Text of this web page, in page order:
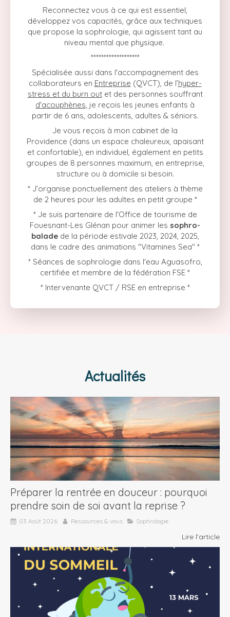
Reconnectez vous à ce qui est essentiel,
développez vos capacités, grâce aux techniques
que propose la sophrologie, qui agissent tant au
niveau mental que physique.
*******************
Spécialisée aussi dans l'accompagnement des
collaborateurs en Entreprise (QVCT), de l’hyper-
stress et du burn outet des personnes souffrant
d'acouphènes, je reçois les jeunes enfants à
partir de 6 ans, adolescents, adultes & séniors.
Je vous reçois à mon cabinet de la
Providence (dans un espace chaleureux, apaisant
et confortable), en individuel, également en petits
groupes de 8 personnes maximum, en entreprise,
structure ou à domicile si besoin.
* J’organise ponctuellement des ateliers à thème
de 2 heures pour les adultes en petit groupe *
* Je suis partenaire de l'Office de tourisme de
Fouesnant-Les Glénan pour animer les sophro-
baladede la période estivale 2023, 2024, 2025,
dans le cadre des animations "Vitamines Sea" *
* Séances de sophrologie dans l'eau Aguasofro,
certifiée et membre de la fédération FSE *
* Intervenante QVCT / RSE en entreprise *
Actualités
Préparer la rentrée en douceur : pourquoi
prendre soin de soi avant la reprise ?
03 Août 2026 Ressources & vous Sophrologie
Lire l'article